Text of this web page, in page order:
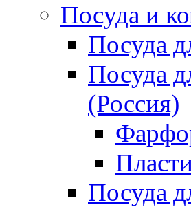
Посуда и
Посуда
Посуда
(Россия)
Посуда